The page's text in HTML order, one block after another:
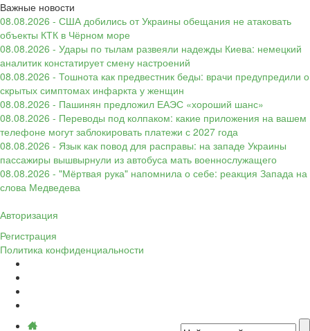
Важные новости
08.08.2026 - США добились от Украины обещания не атаковать
объекты КТК в Чёрном море
08.08.2026 - Удары по тылам развеяли надежды Киева: немецкий
аналитик констатирует смену настроений
08.08.2026 - Тошнота как предвестник беды: врачи предупредили о
скрытых симптомах инфаркта у женщин
08.08.2026 - Пашинян предложил ЕАЭС «хороший шанс»
08.08.2026 - Переводы под колпаком: какие приложения на вашем
телефоне могут заблокировать платежи с 2027 года
08.08.2026 - Язык как повод для расправы: на западе Украины
пассажиры вышвырнули из автобуса мать военнослужащего
08.08.2026 - "Мёртвая рука" напомнила о себе: реакция Запада на
слова Медведева
Авторизация
Регистрация
Политика конфиденциальности